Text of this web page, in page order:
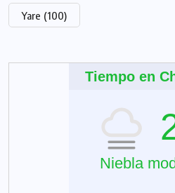
Yare (100)
Tiempo en
Niebla